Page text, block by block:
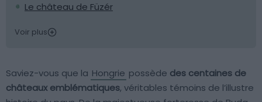
Le château de Füzér
Voir plus
Saviez-vous que la Hongrie possède des centaines de
châteaux emblématiques, véritables témoins de l’illustre